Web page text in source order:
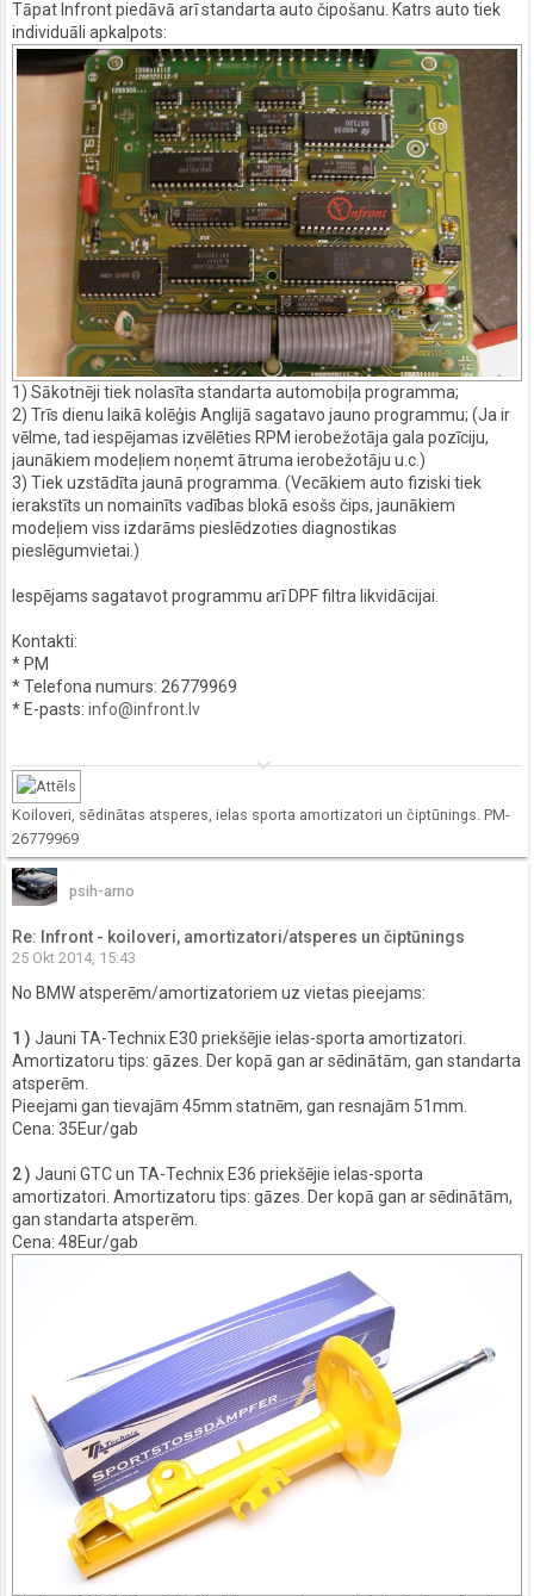
Tāpat Infront piedāvā arī standarta auto čipošanu. Katrs auto tiek
individuāli apkalpots:
1) Sākotnēji tiek nolasīta standarta automobiļa programma;
2) Trīs dienu laikā kolēģis Anglijā sagatavo jauno programmu; (Ja ir
vēlme, tad iespējamas izvēlēties RPM ierobežotāja gala pozīciju,
jaunākiem modeļiem noņemt ātruma ierobežotāju u.c.)
3) Tiek uzstādīta jaunā programma. (Vecākiem auto fiziski tiek
ierakstīts un nomainīts vadības blokā esošs čips, jaunākiem
modeļiem viss izdarāms pieslēdzoties diagnostikas
pieslēgumvietai.)
Iespējams sagatavot programmu arī DPF filtra likvidācijai.
Kontakti:
* PM
* Telefona numurs: 26779969
* E-pasts: info@infront.lv
keyboard_arrow_down
Koiloveri, sēdinātas atsperes, ielas sporta amortizatori un čiptūnings. PM-
26779969
psih-arno
Re: Infront - koiloveri, amortizatori/atsperes un čiptūnings
25 Okt 2014, 15:43
No BMW atsperēm/amortizatoriem uz vietas pieejams:
1 ) Jauni TA-Technix E30 priekšējie ielas-sporta amortizatori.
Amortizatoru tips: gāzes. Der kopā gan ar sēdinātām, gan standarta
atsperēm.
Pieejami gan tievajām 45mm statnēm, gan resnajām 51mm.
Cena: 35Eur/gab
2 ) Jauni GTC un TA-Technix E36 priekšējie ielas-sporta
amortizatori. Amortizatoru tips: gāzes. Der kopā gan ar sēdinātām,
gan standarta atsperēm.
Cena: 48Eur/gab